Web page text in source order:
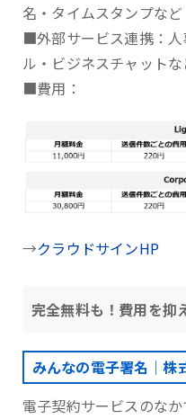
名・タイムスタンプなど
■外部サービス連携：
ル・ビジネスチャット
■費用：
→クラウドサインHP
完全無料も！費用を抑
みんなの電子署名｜株
電子契約サービスのなか